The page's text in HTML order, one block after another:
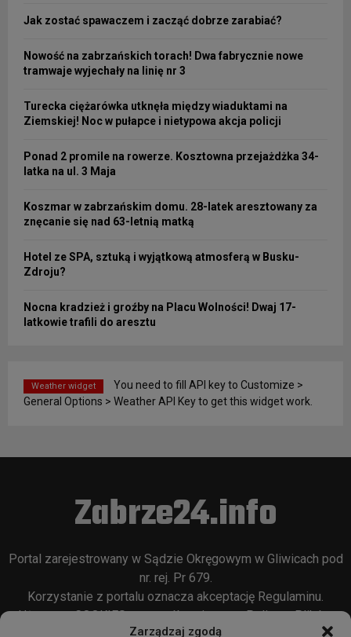
Zarządzaj zgodą
Jak zostać spawaczem i zacząć dobrze zarabiać?
Nowość na zabrzańskich torach! Dwa fabrycznie nowe
tramwaje wyjechały na linię nr 3
Turecka ciężarówka utknęła między wiaduktami na
Ziemskiej! Noc w pułapce i nietypowa akcja policji
Ponad 2 promile na rowerze. Kosztowna przejażdżka 34-
latka na ul. 3 Maja
Koszmar w zabrzańskim domu. 28-latek aresztowany za
znęcanie się nad 63-letnią matką
Hotel ze SPA, sztuką i wyjątkową atmosferą w Busku-
Zdroju?
Nocna kradzież i groźby na Placu Wolności! Dwaj 17-
latkowie trafili do aresztu
Weather widget
You need to fill API key to Customize >
General Options > Weather API Key to get this widget work.
Zabrze24.info
Portal zarejestrowany w Sądzie Okręgowym w Gliwicach pod
nr. rej. Pr 679.
Korzystanie z portalu oznacza akceptację Regulaminu.
Używamy COOKIES w sposób opisany wPolityce Plików